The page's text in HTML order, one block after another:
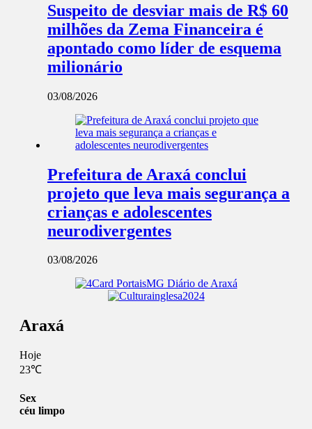
Suspeito de desviar mais de R$ 60
milhões da Zema Financeira é
apontado como líder de esquema
milionário
03/08/2026
Prefeitura de Araxá conclui
projeto que leva mais segurança a
crianças e adolescentes
neurodivergentes
03/08/2026
Araxá
Hoje
23℃
Sex
céu limpo